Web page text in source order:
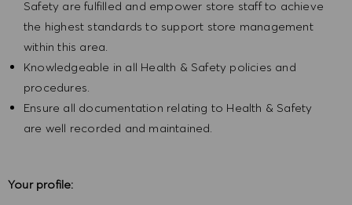
Safety are fulfilled and empower store staff to achieve
the highest standards to support store management
within this area.
Knowledgeable in all Health & Safety policies and
procedures.
Ensure all documentation relating to Health & Safety
are well recorded and maintained.
Your profile: